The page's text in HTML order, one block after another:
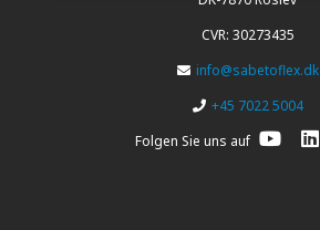
CVR: 30273435
info@sabetoflex.dk
+45 7022 5004
Folgen Sie uns auf